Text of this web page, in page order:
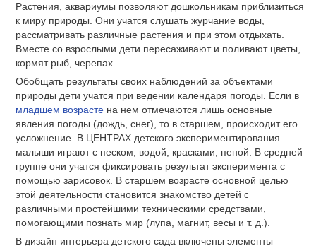
Растения, аквариумы позволяют дошкольникам приблизиться
к миру природы. Они учатся слушать журчание воды,
рассматривать различные растения и при этом отдыхать.
Вместе со взрослыми дети пересаживают и поливают цветы,
кормят рыб, черепах.
Обобщать результаты своих наблюдений за объектами
природы дети учатся при ведении календаря погоды. Если в
младшем возрасте на нем отмечаются лишь основные
явления погоды (дождь, снег), то в старшем, происходит его
усложнение. В ЦЕНТРАХ детского экспериментирования
малыши играют с песком, водой, красками, пеной. В средней
группе они учатся фиксировать результат эксперимента с
помощью зарисовок. В старшем возрасте основной целью
этой деятельности становится знакомство детей с
различными простейшими техническими средствами,
помогающими познать мир (лупа, магнит, весы и т. д.).
В дизайн интерьера детского сада включены элементы